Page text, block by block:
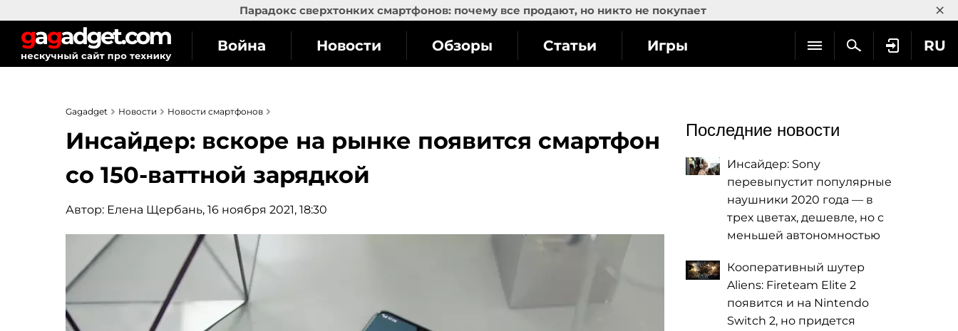
Парадокс сверхтонких смартфонов: почему все продают, но никто не покупает ×
RU
Война Новости Обзоры Статьи Игры
Gagadget Новости Новости смартфонов
Инсайдер: вскоре на рынке появится смартфон
со 150-ваттной зарядкой
Автор: Елена Щербань, 16 ноября 2021, 18:30
Последние новости
Инсайдер: Sony
перевыпустит популярные
наушники 2020 года — в
трех цветах, дешевле, но с
меньшей автономностью
Кооперативный шутер
Aliens: Fireteam Elite 2
появится и на Nintendo
Switch 2, но придется